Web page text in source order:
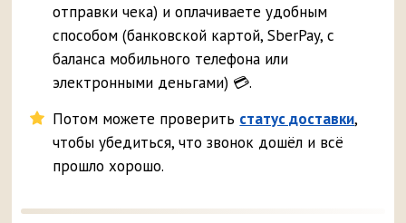
отправки чека) и оплачиваете удобным
способом (банковской картой, SberPay, с
баланса мобильного телефона или
электронными деньгами) 💳.
Потом можете проверить статус доставки,
чтобы убедиться, что звонок дошёл и всё
прошло хорошо.